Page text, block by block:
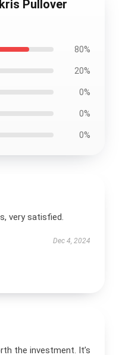
Pullover
80%
20%
0%
0%
0%
very satisfied.
Dec 4, 2024
the investment. It’s